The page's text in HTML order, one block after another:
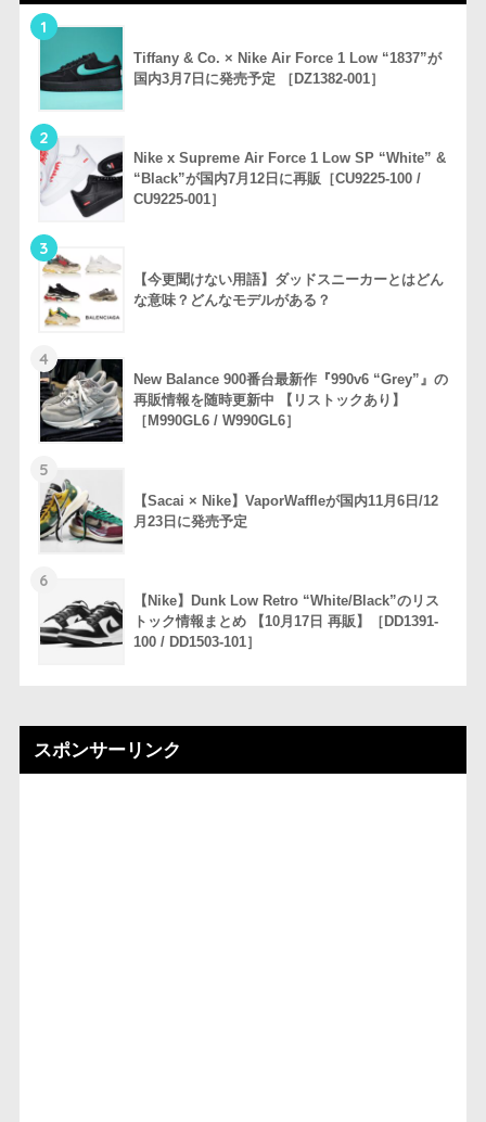
1
Tiffany & Co. × Nike Air Force 1 Low “1837”が
国内3月7日に発売予定 ［DZ1382-001］
2
Nike x Supreme Air Force 1 Low SP “White” &
“Black”が国内7月12日に再販［CU9225-100 /
CU9225-001］
3
【今更聞けない用語】ダッドスニーカーとはどん
な意味？どんなモデルがある？
4
New Balance 900番台最新作『990v6 “Grey”』の
再販情報を随時更新中 【リストックあり】
［M990GL6 / W990GL6］
5
【Sacai × Nike】VaporWaffleが国内11月6日/12
月23日に発売予定
6
【Nike】Dunk Low Retro “White/Black”のリス
トック情報まとめ 【10月17日 再販】［DD1391-
100 / DD1503-101］
スポンサーリンク